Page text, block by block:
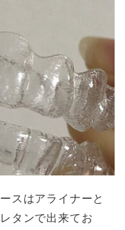
スはアライナーと
タンで出来てお